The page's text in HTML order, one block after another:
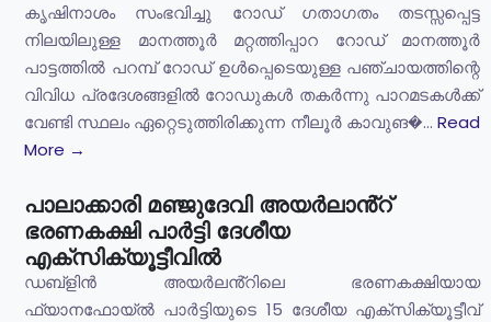
കൃഷിനാശം സംഭവിച്ചു റോഡ് ഗതാഗതം തടസ്സപ്പെട്ട
നിലയിലുള്ള മാനത്തൂർ മറ്റത്തിപ്പാറ റോഡ് മാനത്തൂർ
പാട്ടത്തിൽ പറമ്പ് റോഡ് ഉൾപ്പെടെയുള്ള പഞ്ചായത്തിന്റെ
വിവിധ പ്രദേശങ്ങളിൽ റോഡുകൾ തകർന്നു പാറമടകൾക്ക്
വേണ്ടി സ്ഥലം ഏറ്റെടുത്തിരിക്കുന്ന നീലൂർ കാവുങ�... Read
More →
പാലാക്കാരി മഞ്ജുദേവി അയർലാൻ്റ്
ഭരണകക്ഷി പാർട്ടി ദേശീയ
എക്സിക്യൂട്ടീവിൽ
ഡബ്ളിൻ അയർലൻ്റിലെ ഭരണകക്ഷിയായ
ഫ്യാനഫോയ്ൽ പാർട്ടിയുടെ 15 ദേശീയ എക്സിക്യൂട്ടീവ്